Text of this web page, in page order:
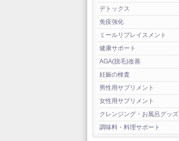
デトックス
免疫強化
ミールリプレイスメント
健康サポート
AGA(脱毛)改善
妊娠の検査
男性用サプリメント
女性用サプリメント
クレンジング・お風呂グッズ
調味料・料理サポート